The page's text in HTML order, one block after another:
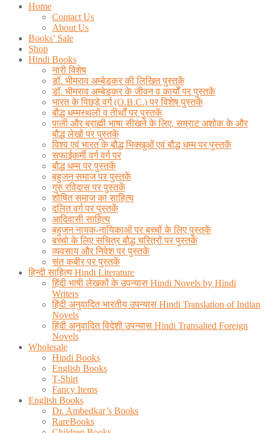
Home
Contact Us
About Us
Books’ Sale
Shop
Hindi Books
नारी विशेष
डॉ. भीमराव अम्बेडकर की लिखित पुस्तकें
डॉ. भीमराव अम्बेडकर के जीवन व कार्यों पर पुस्तकें
भारत के पिछड़े वर्ग (O.B.C.) पर विशेष पुस्तकें
बौद्ध धम्मस्थलों व तीर्थों पर पुस्तकें
पाली और ब्राह्मी भाषा सीखने के लिए, सम्राट अशोक के और
बौद्ध लेखों पर पुस्तकें
विश्व एवं भारत के बौद्ध भिक्खुओं एवं बौद्ध धम्म पर पुस्तकें
सफाईकर्मी वर्ग वर्ग पर
बौद्ध धम्म पर पुस्तकें
बहुजन समाज पर पुस्तकें
गुरु रविदास पर पुस्तकें
शोषित समाज का साहित्य
दलित वर्ग पर पुस्तकें
आदिवासी साहित्य
बहुजन नायक-नायिकाओं पर बच्चों के लिए पुस्तकें
बच्चो के लिए सचित्र बौद्ध चरित्रों पर पुस्तकें
व्यवसाय और निवेश पर पुस्तकें
संत कबीर पर पुस्तकें
हिन्दी साहित्य Hindi Literature
हिंदी भाषी लेखकों के उपन्यास Hindi Novels by Hindi
Writers
हिंदी अनुवादित भारतीय उपन्यास Hindi Translation of Indian
Novels
हिंदी अनुवादित विदेशी उपन्यास Hindi Transalted Foreign
Novels
Wholesale
Hindi Books
English Books
T-Shirt
Fancy Items
English Books
Dr. Ambedkar’s Books
RareBooks